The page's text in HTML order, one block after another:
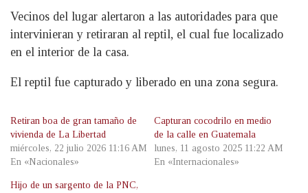
Vecinos del lugar alertaron a las autoridades para que
intervinieran y retiraran al reptil, el cual fue localizado
en el interior de la casa.
El reptil fue capturado y liberado en una zona segura.
Retiran boa de gran tamaño de
vivienda de La Libertad
miércoles, 22 julio 2026 11:16 AM
En «Nacionales»
Capturan cocodrilo en medio
de la calle en Guatemala
lunes, 11 agosto 2025 11:22 AM
En «Internacionales»
Hijo de un sargento de la PNC,